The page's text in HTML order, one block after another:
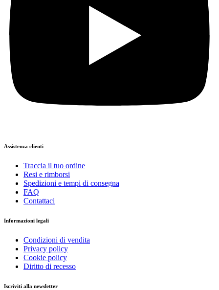
Assistenza clienti
Traccia il tuo ordine
Resi e rimborsi
Spedizioni e tempi di consegna
FAQ
Contattaci
Informazioni legali
Condizioni di vendita
Privacy policy
Cookie policy
Diritto di recesso
Iscriviti alla newsletter